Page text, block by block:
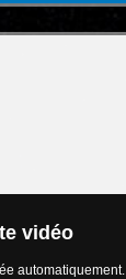
vidéo
automatiquement.